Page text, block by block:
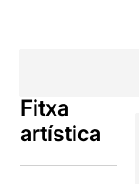
Fitxa
artística